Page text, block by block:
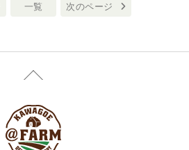
一覧 次のページ